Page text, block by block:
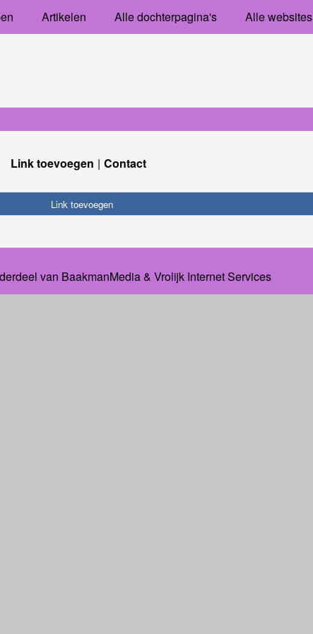
Artikelen Alle dochterpagina's Alle websites
Link toevoegen Contact
Link toevoegen
van BaakmanMedia& Vrolijk Internet Services